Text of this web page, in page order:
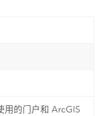
用的门户和 ArcGIS